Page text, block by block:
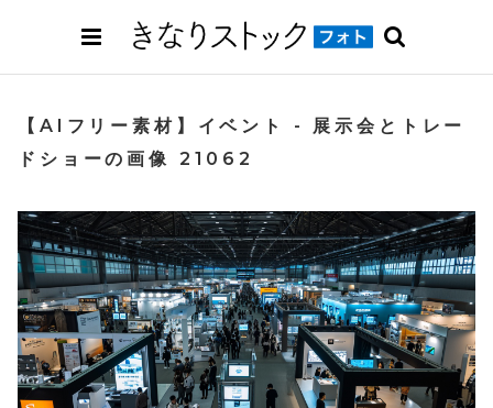
【AIフリー素材】イベント - 展示会とトレー
ドショーの画像 21062